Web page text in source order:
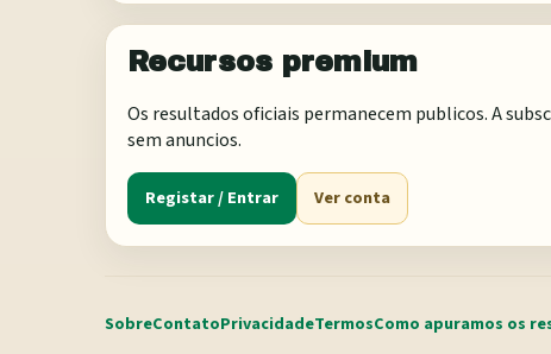
Recursos premium
Os resultados oficiais permanecem publicos. A
sem anuncios.
Registar / Entrar Ver conta
SobreContatoPrivacidadeTermosComo apuramos os